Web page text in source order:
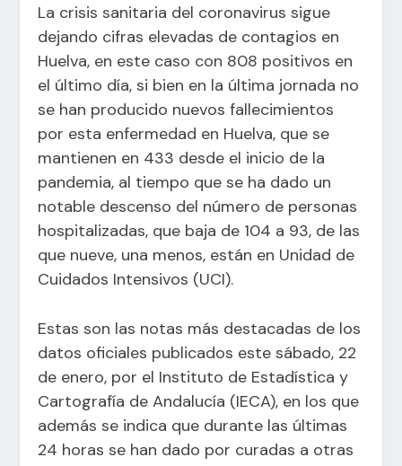
La crisis sanitaria del coronavirus sigue
dejando cifras elevadas de contagios en
Huelva, en este caso con 808 positivos en
el último día, si bien en la última jornada no
se han producido nuevos fallecimientos
por esta enfermedad en Huelva, que se
mantienen en 433 desde el inicio de la
pandemia, al tiempo que se ha dado un
notable descenso del número de personas
hospitalizadas, que baja de 104 a 93, de las
que nueve, una menos, están en Unidad de
Cuidados Intensivos (UCI).
Estas son las notas más destacadas de los
datos oficiales publicados este sábado, 22
de enero, por el Instituto de Estadística y
Cartografía de Andalucía (IECA), en los que
además se indica que durante las últimas
24 horas se han dado por curadas a otras